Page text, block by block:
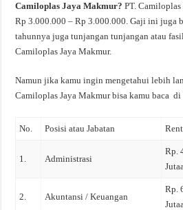
Camiloplas Jaya Makmur? PT.
Rp 3.000.000 – Rp 3.000.000. Gaji ini juga
tahunnya juga tunjangan tunjangan atau
Camiloplas Jaya Makmur.
Namun jika kamu ingin mengetahui lebih
Camiloplas Jaya Makmur bisa kamu baca
No. Posisi atau Jabatan
1. Administrasi
Rp.
2. Akuntansi / Keuangan
Rp.